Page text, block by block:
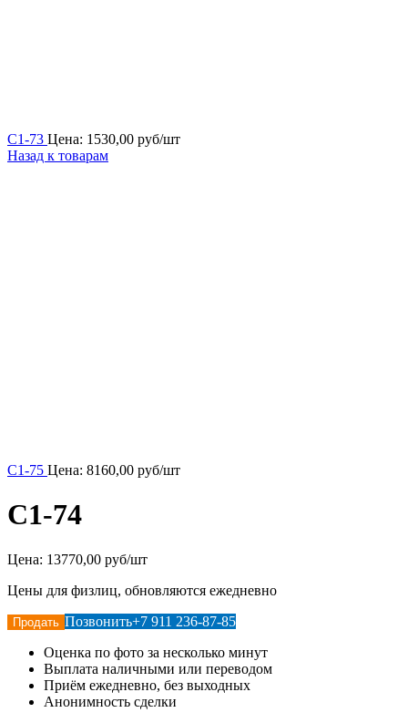
С1-73 Цена: 1530,00 руб/шт
Назад к товарам
С1-75 Цена: 8160,00 руб/шт
С1-74
Цена: 13770,00 руб/шт
Цены для физлиц, обновляются ежедневно
Продать Позвонить+7 911 236-87-85
Оценка по фото за несколько минут
Выплата наличными или переводом
Приём ежедневно, без выходных
Анонимность сделки